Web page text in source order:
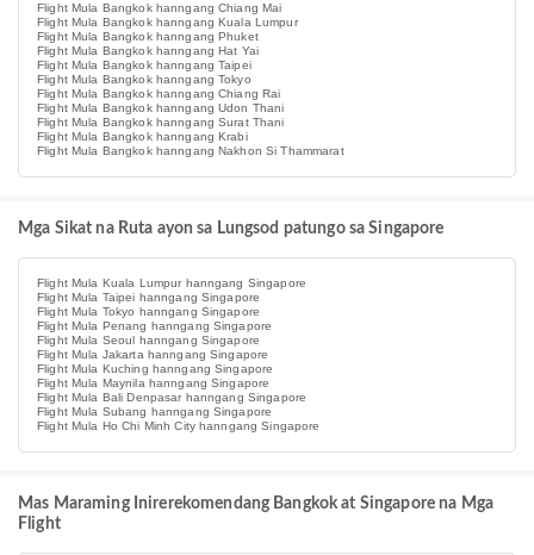
Flight Mula Bangkok hanngang Chiang Mai
Flight Mula Bangkok hanngang Kuala Lumpur
Flight Mula Bangkok hanngang Phuket
Flight Mula Bangkok hanngang Hat Yai
Flight Mula Bangkok hanngang Taipei
Flight Mula Bangkok hanngang Tokyo
Flight Mula Bangkok hanngang Chiang Rai
Flight Mula Bangkok hanngang Udon Thani
Flight Mula Bangkok hanngang Surat Thani
Flight Mula Bangkok hanngang Krabi
Flight Mula Bangkok hanngang Nakhon Si Thammarat
Mga Sikat na Ruta ayon sa Lungsod patungo sa Singapore
Flight Mula Kuala Lumpur hanngang Singapore
Flight Mula Taipei hanngang Singapore
Flight Mula Tokyo hanngang Singapore
Flight Mula Penang hanngang Singapore
Flight Mula Seoul hanngang Singapore
Flight Mula Jakarta hanngang Singapore
Flight Mula Kuching hanngang Singapore
Flight Mula Maynila hanngang Singapore
Flight Mula Bali Denpasar hanngang Singapore
Flight Mula Subang hanngang Singapore
Flight Mula Ho Chi Minh City hanngang Singapore
Mas Maraming Inirerekomendang Bangkok at Singapore na Mga
Flight